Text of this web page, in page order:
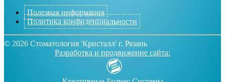
Полезная информация
Политика конфиденциальности
© 2026 Стоматология 'Кристалл' г. Рязань
Разработка и продвижение сайта: